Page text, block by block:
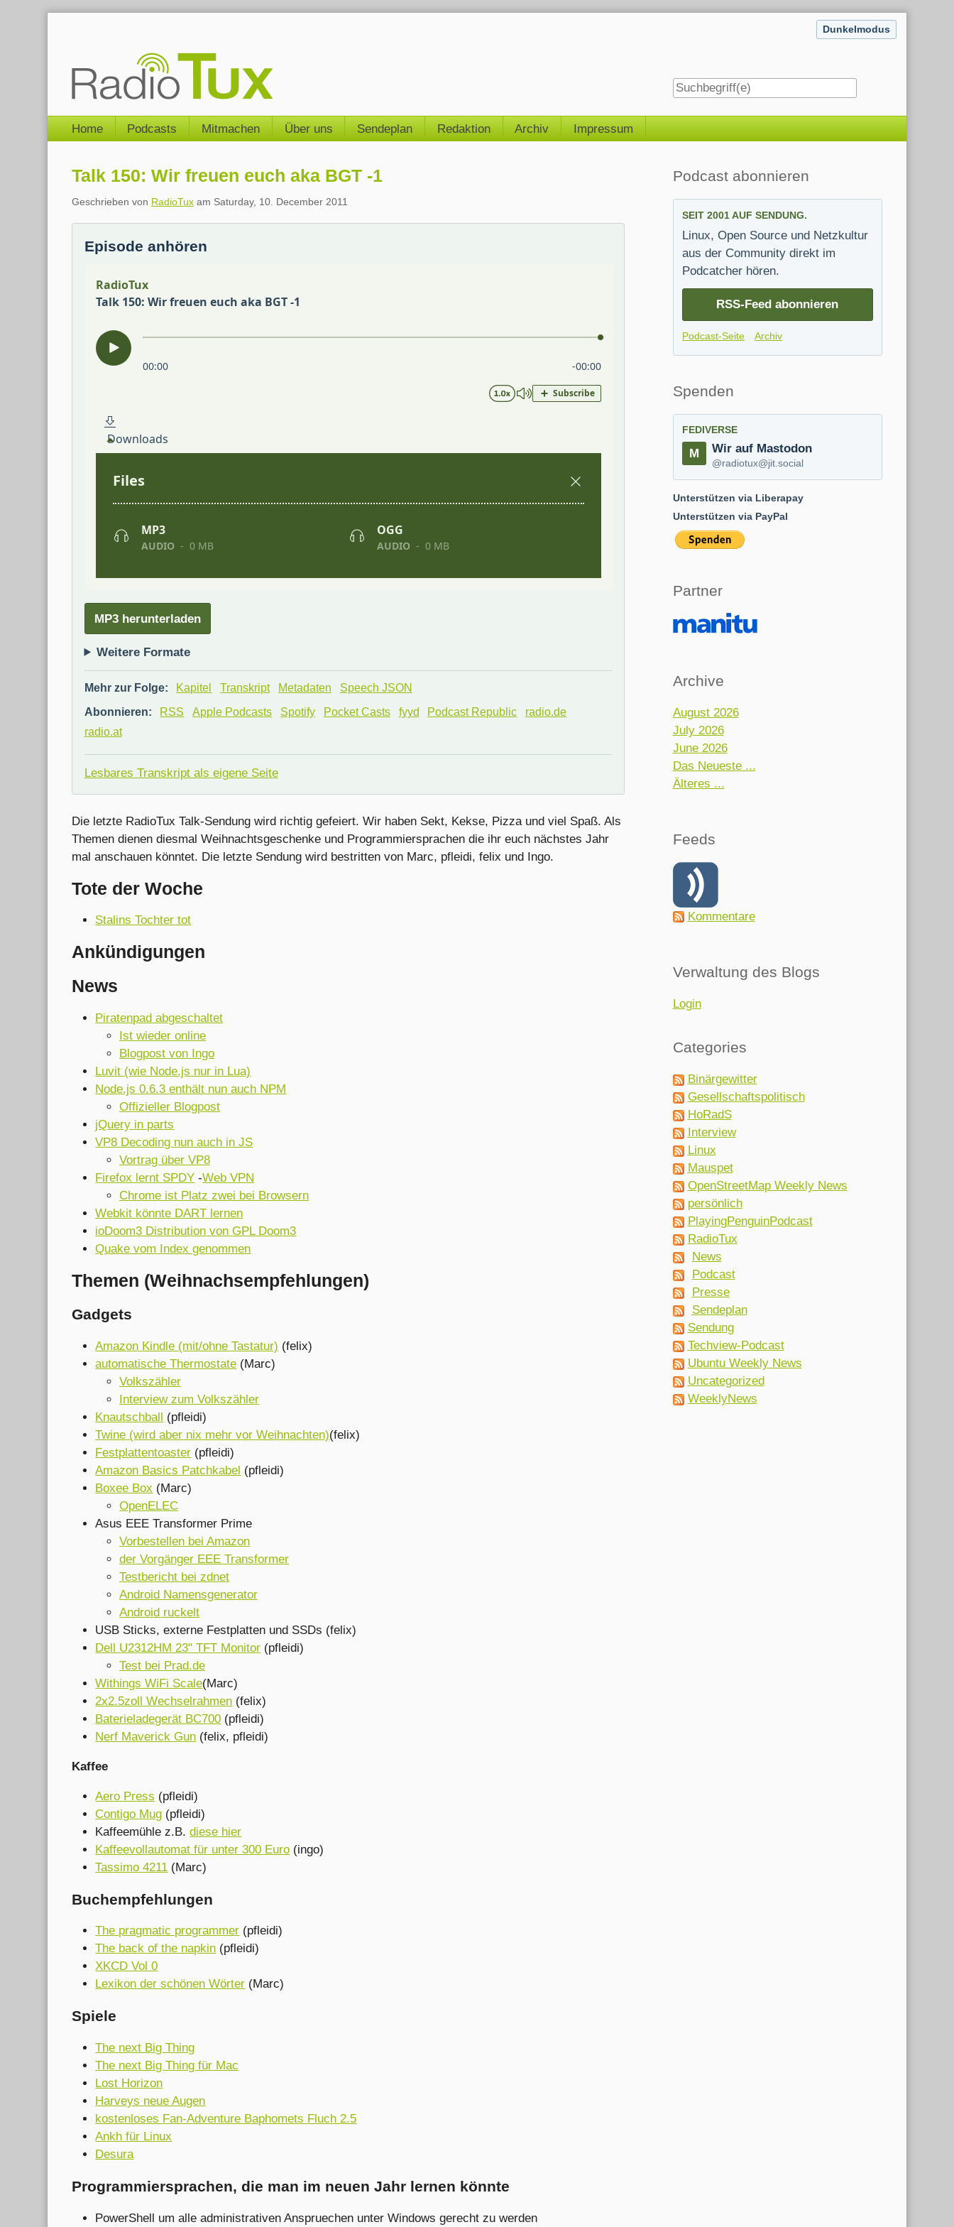
Dunkelmodus
Navigation
Home Podcasts Mitmachen Über uns Sendeplan Redaktion Archiv Impressum
Talk 150: Wir freuen euch aka BGT -1
Geschrieben von RadioTuxam Saturday, 10. December 2011
Episode anhören
MP3 herunterladen
Weitere Formate
Mehr zur Folge: Kapitel Transkript Metadaten
Speech JSON
Abonnieren:
RSS Apple Podcasts Spotify Pocket Casts fyyd Podcast Republic
radio.de
radio.at
Lesbares Transkript als eigene Seite
Die letzte RadioTux Talk-Sendung wird richtig gefeiert. Wir haben Sekt, Kekse, Pizza und viel Spaß. Als
Themen dienen diesmal Weihnachtsgeschenke und Programmiersprachen die ihr euch nächstes Jahr
mal anschauen könntet. Die letzte Sendung wird bestritten von Marc, pfleidi, felix und Ingo.
Tote der Woche
Stalins Tochter tot
Ankündigungen
News
Piratenpad abgeschaltet
Ist wieder online
Blogpost von Ingo
Luvit (wie Node.js nur in Lua)
Node.js 0.6.3 enthält nun auch NPM
Offizieller Blogpost
jQuery in parts
VP8 Decoding nun auch in JS
Vortrag über VP8
Firefox lernt SPDY -Web VPN
Chrome ist Platz zwei bei Browsern
Webkit könnte DART lernen
ioDoom3 Distribution von GPL Doom3
Quake vom Index genommen
Themen (Weihnachsempfehlungen)
Gadgets
Amazon Kindle (mit/ohne Tastatur) (felix)
automatische Thermostate (Marc)
Volkszähler
Interview zum Volkszähler
Knautschball
(pfleidi)
Twine (wird aber nix mehr vor Weihnachten)(felix)
Festplattentoaster (pfleidi)
Amazon Basics Patchkabel (pfleidi)
Boxee Box (Marc)
OpenELEC
Asus EEE Transformer Prime
Vorbestellen bei Amazon
der Vorgänger EEE Transformer
Testbericht bei zdnet
Android Namensgenerator
Android ruckelt
USB Sticks, externe Festplatten und SSDs (felix)
Dell U2312HM 23" TFT Monitor (pfleidi)
Test bei Prad.de
Withings WiFi Scale(Marc)
2x2.5zoll Wechselrahmen (felix)
Baterieladegerät BC700 (pfleidi)
Nerf Maverick Gun (felix, pfleidi)
Kaffee
Aero Press (pfleidi)
Contigo Mug (pfleidi)
Kaffeemühle z.B.diese hier
Kaffeevollautomat für unter 300 Euro (ingo)
Tassimo 4211 (Marc)
Buchempfehlungen
The pragmatic programmer (pfleidi)
The back of the napkin (pfleidi)
XKCD Vol 0
Lexikon der schönen Wörter (Marc)
Spiele
The next Big Thing
The next Big Thing für Mac
Lost Horizon
Harveys neue Augen
kostenloses Fan-Adventure Baphomets Fluch 2.5
Ankh für Linux
Desura
Programmiersprachen, die man im neuen Jahr lernen könnte
PowerShell um alle administrativen Anspruechen unter Windows gerecht zu werden
Seitenleiste
Podcast abonnieren
SEIT 2001 AUF SENDUNG.
Linux, Open Source und Netzkultur
aus der Community direkt im
Podcatcher hören.
RSS-Feed abonnieren
Podcast-Seite Archiv
Spenden
FEDIVERSE
Wir auf Mastodon
@radiotux@jit.social
Unterstützen via Liberapay
Unterstützen via PayPal
Partner
Archive
August 2026
July 2026
June 2026
Das Neueste ...
Älteres ...
Feeds
Kommentare
Verwaltung des Blogs
Login
Categories
Binärgewitter
Gesellschaftspolitisch
HoRadS
Interview
Linux
Mauspet
OpenStreetMap Weekly News
persönlich
PlayingPenguinPodcast
RadioTux
News
Podcast
Presse
Sendeplan
Sendung
Techview-Podcast
Ubuntu Weekly News
Uncategorized
WeeklyNews